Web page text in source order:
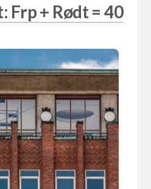
+ Rødt = 40